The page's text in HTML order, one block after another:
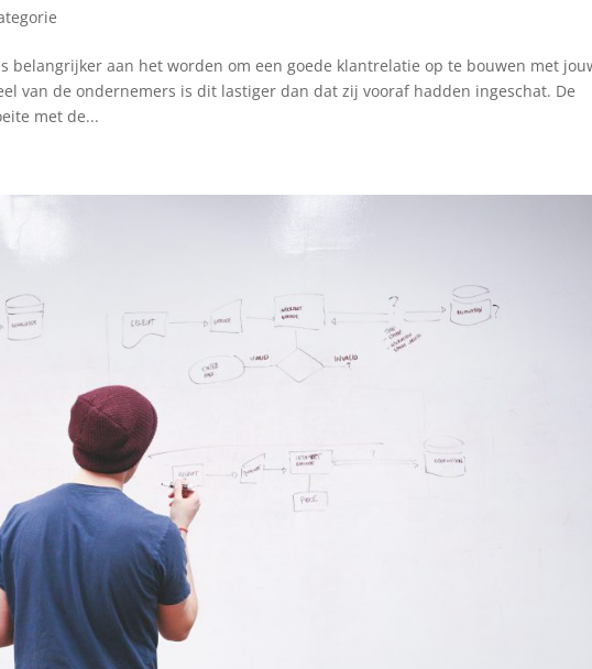
belangrijker aan het worden om een goede klantrelatie op te bouwen met
van de ondernemers is dit lastiger dan dat zij vooraf hadden ingeschat. De
met de...